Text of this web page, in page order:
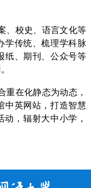
、校史、语言文化等
学传统、梳理学科脉
纸、期刊、公众号等
重在化静态为动态，
中英网站，打造智慧
，辐射大中小学，